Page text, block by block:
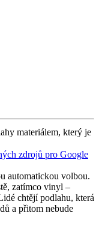
materiálem, který je
zdrojů pro Google
automatickou volbou.
zatímco vinyl –
chtějí podlahu, která
a přitom nebude